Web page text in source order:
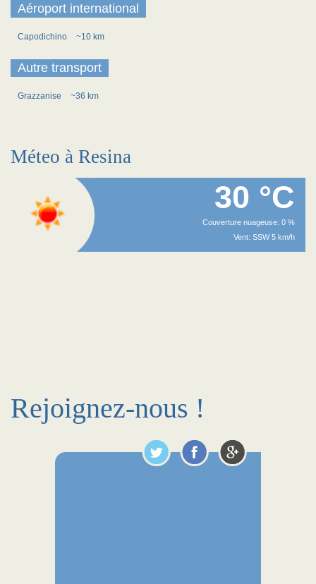
Aéroport international
Capodichino ~10 km
Autre transport
Grazzanise ~36 km
Méteo à Resina
30 °C
Couverture nuageuse: 0 %
Vent: SSW 5 km/h
Rejoignez-nous !